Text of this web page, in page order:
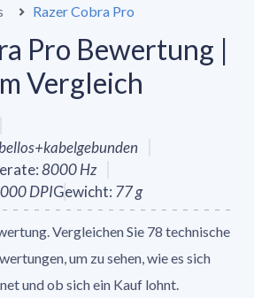
Razer Cobra Pro
Pro Bewertung |
Vergleich
:8000Hz
DPIGewicht: 77g
Vergleichen Sie 78 technische
um zu sehen, wie es sich
und ob sich ein Kauf lohnt.